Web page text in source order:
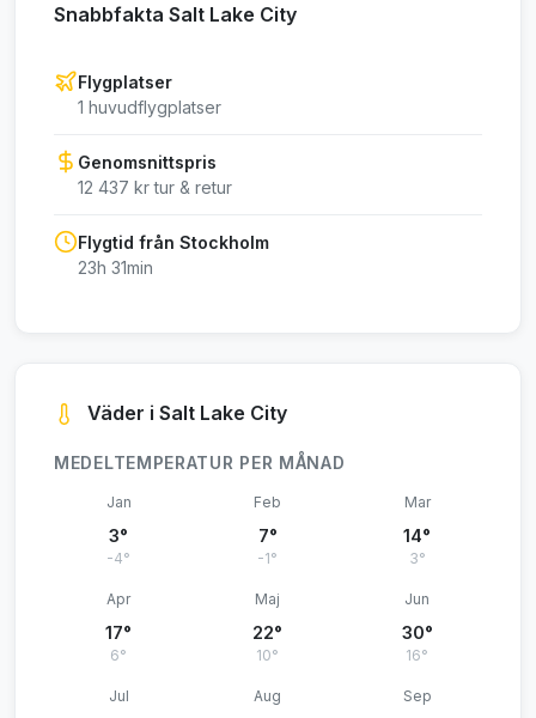
Snabbfakta Salt Lake City
Flygplatser
1 huvudflygplatser
Genomsnittspris
12 437 kr tur & retur
Flygtid från Stockholm
23h 31min
Väder i Salt Lake City
MEDELTEMPERATUR PER MÅNAD
Jan
3°
-4°
Feb
7°
-1°
Mar
14°
3°
Apr
17°
6°
Maj
22°
10°
Jun
30°
16°
Jul Aug Sep